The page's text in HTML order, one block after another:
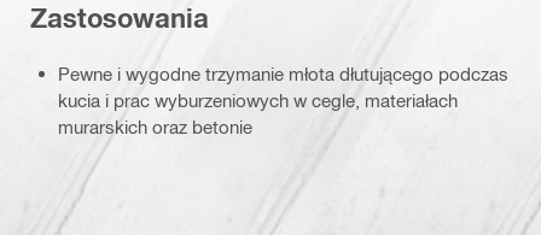
Zastosowania
Pewne i wygodne trzymanie młota dłutującego podczas
kucia i prac wyburzeniowych w cegle, materiałach
murarskich oraz betonie